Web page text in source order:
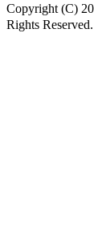
Copyright (C)
Rights Reserved.